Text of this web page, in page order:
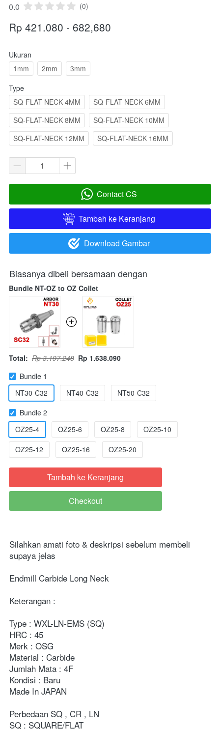
0.0 (0)
Rp 421.080 - 682,680
Ukuran
1mm
2mm
3mm
Type
SQ-FLAT-NECK 4MM
SQ-FLAT-NECK 6MM
SQ-FLAT-NECK 8MM
SQ-FLAT-NECK 10MM
SQ-FLAT-NECK 12MM
SQ-FLAT-NECK 16MM
` Contact CS
` Tambah ke Keranjang
` Download Gambar
Biasanya dibeli bersamaan dengan
Bundle NT-OZ to OZ Collet
Total: Rp 3.197.248 Rp 1.638.090
Bundle 1
NT30-C32
NT40-C32
NT50-C32
Bundle 2
OZ25-4
OZ25-6 OZ25-8 OZ25-10
OZ25-12 OZ25-16 OZ25-20
`
Tambah ke Keranjang
`
Checkout
Silahkan amati foto & deskripsi sebelum membeli
supaya jelas
Endmill Carbide Long Neck
Keterangan :
Type : WXL-LN-EMS (SQ)
HRC : 45
Merk : OSG
Material : Carbide
Jumlah Mata : 4F
Kondisi : Baru
Made In JAPAN
Perbedaan SQ , CR , LN
SQ : SQUARE/FLAT